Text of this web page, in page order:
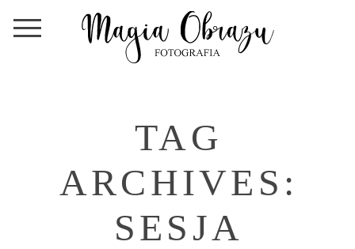
TAG
ARCHIVES:
SESJA